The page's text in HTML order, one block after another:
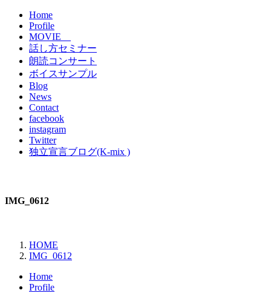
Home
Profile
MOVIE
話し方セミナー
朗読コンサート
ボイスサンプル
Blog
News
Contact
facebook
instagram
Twitter
独立宣言ブログ(K-mix )
IMG_0612
HOME
IMG_0612
Home
Profile